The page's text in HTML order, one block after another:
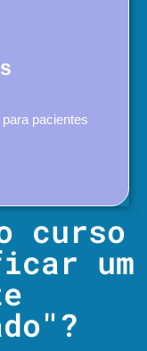
pacientes
curso
um